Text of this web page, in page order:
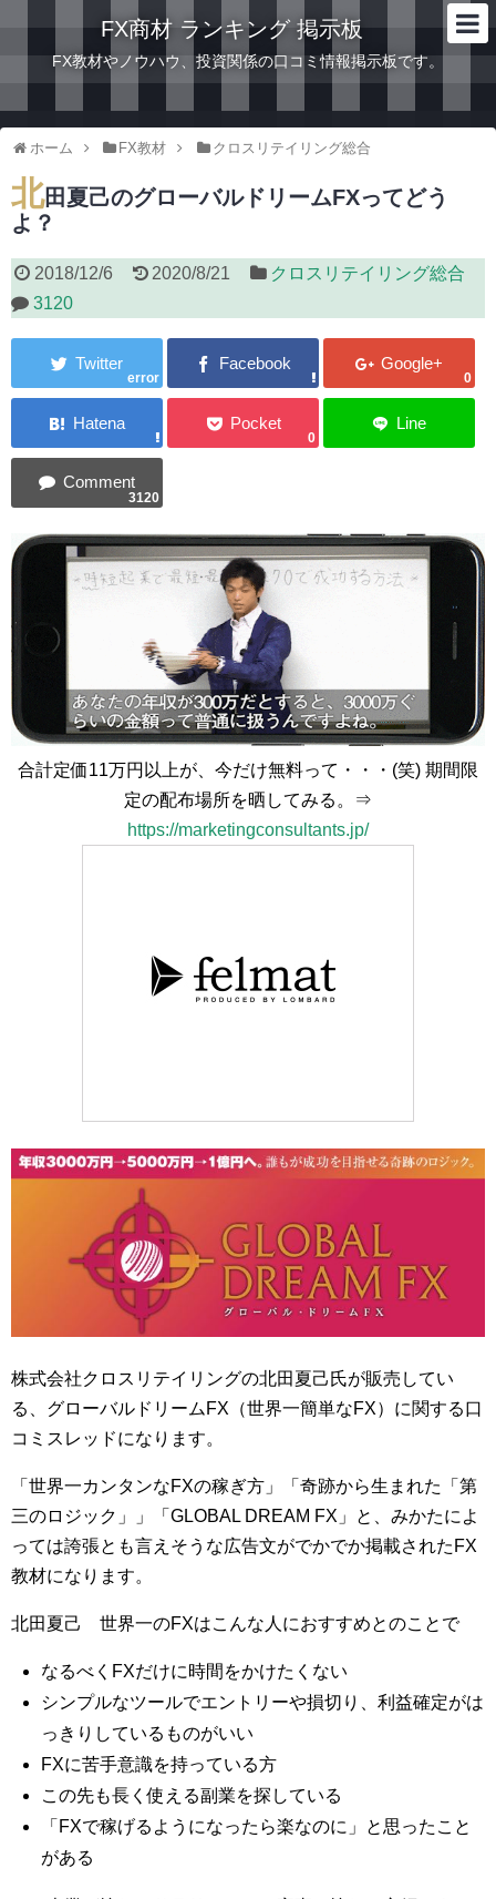
FX商材 ランキング 掲示板
FX教材やノウハウ、投資関係の口コミ情報掲示板です。
ホーム FX教材 クロスリテイリング総合
北田夏己のグローバルドリームFXってどう
よ？
2018/12/6 2020/8/21
クロスリテイリング総合
3120
error 0
0
3120
合計定価11万円以上が、今だけ無料って・・・(笑) 期間限
定の配布場所を晒してみる。⇒
https://marketingconsultants.jp/
株式会社クロスリテイリングの北田夏己氏が販売してい
る、グローバルドリームFX（世界一簡単なFX）に関する口
コミスレッドになります。
「世界一カンタンなFXの稼ぎ方」「奇跡から生まれた「第
三のロジック」」「GLOBAL DREAM FX」と、みかたによ
っては誇張とも言えそうな広告文がでかでか掲載されたFX
教材になります。
北田夏己 世界一のFXはこんな人におすすめとのことで
なるべくFXだけに時間をかけたくない
シンプルなツールでエントリーや損切り、利益確定がは
っきりしているものがいい
FXに苦手意識を持っている方
この先も長く使える副業を探している
「FXで稼げるようになったら楽なのに」と思ったこと
がある